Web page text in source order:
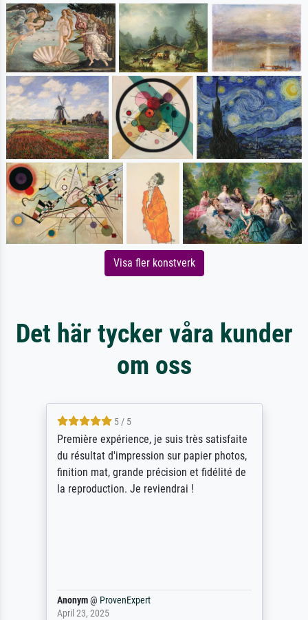
Visa fler konstverk
Det här tycker våra kunder
om oss
4.5 / 5
ik beoordeel Meisterdrucke zeer positief.
Door de 69505 beschikbare kunstenaars
scrollen is echter onbegonnen werk (na
stoppen begint het weer van voor af aan).
philip@ProvenExpert
September 23, 2025